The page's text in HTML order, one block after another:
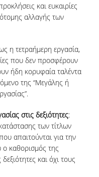
και ευκαιρίες
αλλαγής των
η τετραήμερη εργασία,
που δεν προσφέρουν
ήδη κορυφαία ταλέντα
της “Μεγάλης ή
στις δεξιότητες:
των τίτλων
απαιτούνται για την
ο καθορισμός της
και όχι τους